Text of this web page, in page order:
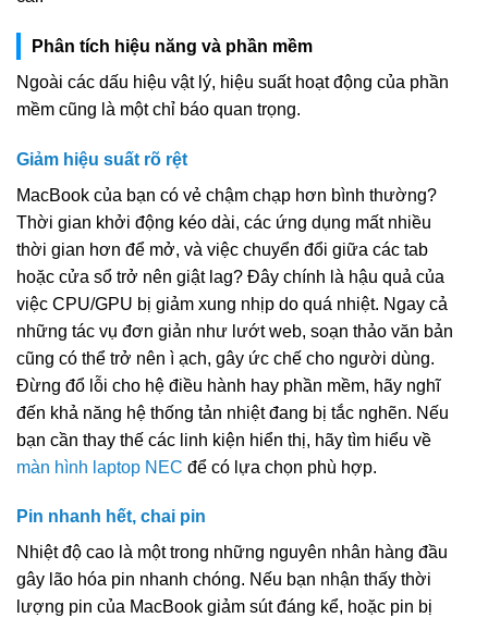
Phân tích hiệu năng và phần mềm
Ngoài các dấu hiệu vật lý, hiệu suất hoạt động của phần
mềm cũng là một chỉ báo quan trọng.
Giảm hiệu suất rõ rệt
MacBook của bạn có vẻ chậm chạp hơn bình thường?
Thời gian khởi động kéo dài, các ứng dụng mất nhiều
thời gian hơn để mở, và việc chuyển đổi giữa các tab
hoặc cửa sổ trở nên giật lag? Đây chính là hậu quả của
việc CPU/GPU bị giảm xung nhịp do quá nhiệt. Ngay cả
những tác vụ đơn giản như lướt web, soạn thảo văn bản
cũng có thể trở nên ì ạch, gây ức chế cho người dùng.
Đừng đổ lỗi cho hệ điều hành hay phần mềm, hãy nghĩ
đến khả năng hệ thống tản nhiệt đang bị tắc nghẽn. Nếu
bạn cần thay thế các linh kiện hiển thị, hãy tìm hiểu về
màn hình laptop NEC để có lựa chọn phù hợp.
Pin nhanh hết, chai pin
Nhiệt độ cao là một trong những nguyên nhân hàng đầu
gây lão hóa pin nhanh chóng. Nếu bạn nhận thấy thời
lượng pin của MacBook giảm sút đáng kể, hoặc pin bị